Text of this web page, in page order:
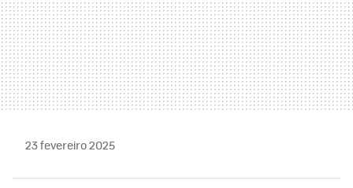
23 fevereiro 2025